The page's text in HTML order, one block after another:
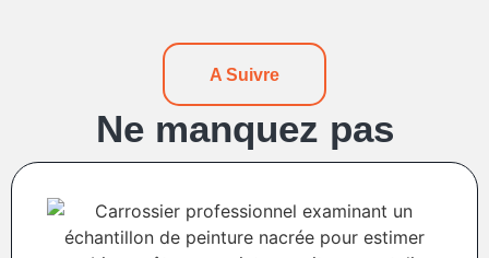
A Suivre
Ne manquez pas